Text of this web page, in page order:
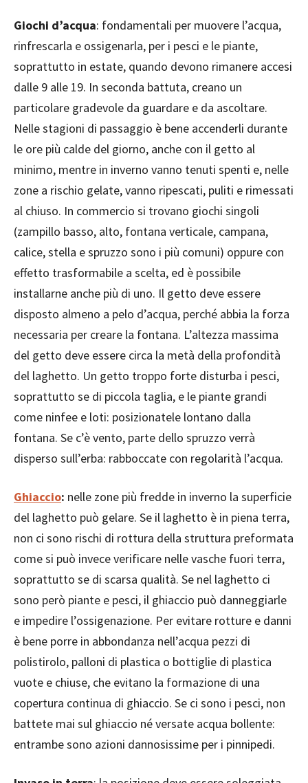
Giochi d’acqua: fondamentali per muovere l’acqua,
rinfrescarla e ossigenarla, per i pesci e le piante,
soprattutto in estate, quando devono rimanere accesi
dalle 9 alle 19. In seconda battuta, creano un
particolare gradevole da guardare e da ascoltare.
Nelle stagioni di passaggio è bene accenderli durante
le ore più calde del giorno, anche con il getto al
minimo, mentre in inverno vanno tenuti spenti e, nelle
zone a rischio gelate, vanno ripescati, puliti e rimessati
al chiuso. In commercio si trovano giochi singoli
(zampillo basso, alto, fontana verticale, campana,
calice, stella e spruzzo sono i più comuni) oppure con
effetto trasformabile a scelta, ed è possibile
installarne anche più di uno. Il getto deve essere
disposto almeno a pelo d’acqua, perché abbia la forza
necessaria per creare la fontana. L’altezza massima
del getto deve essere circa la metà della profondità
del laghetto. Un getto troppo forte disturba i pesci,
soprattutto se di piccola taglia, e le piante grandi
come ninfee e loti: posizionatele lontano dalla
fontana. Se c’è vento, parte dello spruzzo verrà
disperso sull’erba: rabboccate con regolarità l’acqua.
Ghiaccio: nelle zone più fredde in inverno la superficie
del laghetto può gelare. Se il laghetto è in piena terra,
non ci sono rischi di rottura della struttura preformata
come si può invece verificare nelle vasche fuori terra,
soprattutto se di scarsa qualità. Se nel laghetto ci
sono però piante e pesci, il ghiaccio può danneggiarle
e impedire l’ossigenazione. Per evitare rotture e danni
è bene porre in abbondanza nell’acqua pezzi di
polistirolo, palloni di plastica o bottiglie di plastica
vuote e chiuse, che evitano la formazione di una
copertura continua di ghiaccio. Se ci sono i pesci, non
battete mai sul ghiaccio né versate acqua bollente:
entrambe sono azioni dannosissime per i pinnipedi.